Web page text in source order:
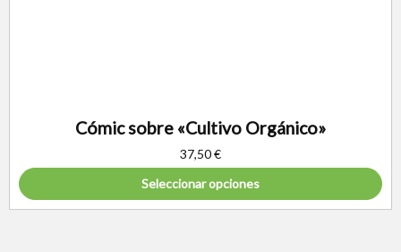
Cómic sobre «Cultivo Orgánico»
37,50€
Seleccionar opciones